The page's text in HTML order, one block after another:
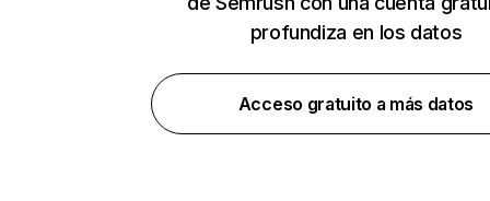
profundiza en los datos
Acceso gratuito a más datos